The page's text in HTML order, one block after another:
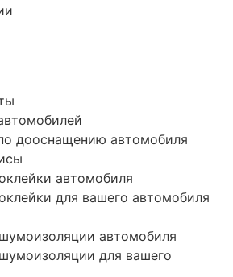
дооснащению автомобиля
автомобиля
для вашего автомобиля
автомобиля
для вашего